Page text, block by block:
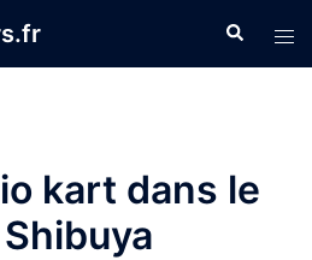
le
kart dans le